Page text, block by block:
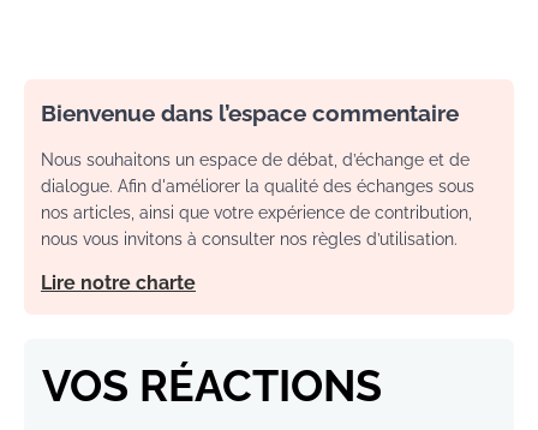
Bienvenue dans l’espace commentaire
Nous souhaitons un espace de débat, d’échange et de
dialogue. Afin d'améliorer la qualité des échanges sous
nos articles, ainsi que votre expérience de contribution,
nous vous invitons à consulter nos règles d’utilisation.
Lire notre charte
VOS RÉACTIONS